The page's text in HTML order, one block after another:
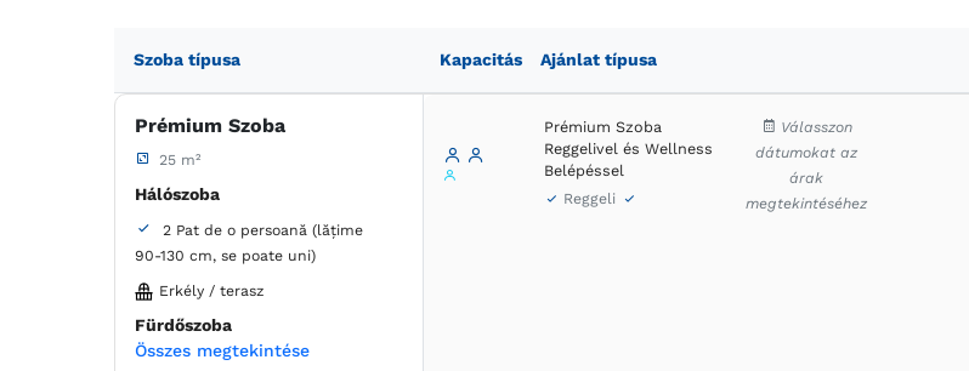
Szoba típusa Kapacitás Ajánlat típusa
Prémium Szoba
25 m²
Hálószoba
2 Pat de o persoană (lățime
90-130 cm, se poate uni)
Erkély / terasz
Fürdőszoba
saját - Zuhanyzó
Összes megtekintése
Prémium Szoba
Reggelivel és Wellness
Belépéssel
Reggeli
Válasszon
dátumokat az
árak
megtekintéséhez